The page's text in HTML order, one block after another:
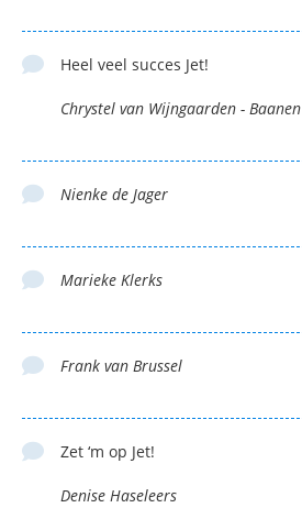
Heel veel succes Jet!
Chrystel van Wijngaarden - Baanen
Nienke de Jager
Marieke Klerks
Frank van Brussel
Zet ‘m op Jet!
Denise Haseleers